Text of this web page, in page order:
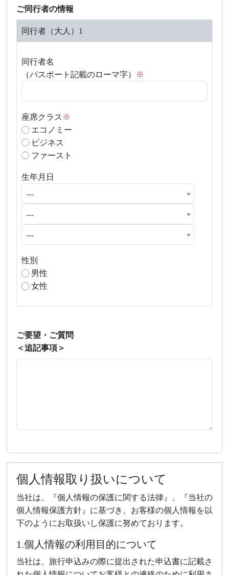
ご同行者の情報
同行者（大人 ） 1
同行者名
（パスポート記載のローマ字）
※
座席クラス ※
エコノミー
ビジネス
ファースト
生年月日
---
---
---
性別
男性
女性
ご要望・ご質問
＜追記事項＞
個人情報取り扱いについて
当社は、『個人情報の保護に関する法律』、『当社の
個人情報保護方針』に基づき、お客様の個人情報を以
下のようにお取扱いし保護に努めております。
1.個人情報の利用目的について
当社は、旅行申込みの際に提出された申込書に記載さ